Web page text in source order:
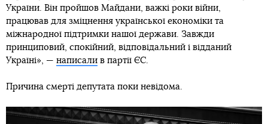
України. Він пройшов Майдани, важкі роки війни,
працював для зміцнення української економіки та
міжнародної підтримки нашої держави. Завжди
принциповий, спокійний, відповідальний і відданий
Україні», — написали в партії ЄС.
Причина смерті депутата поки невідома.